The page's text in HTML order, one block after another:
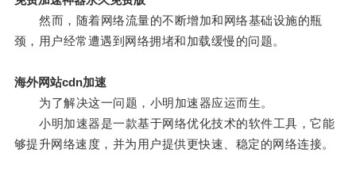
然而，随着网络流量的不断增加和网络基础设施的瓶
颈，用户经常遭遇到网络拥堵和加载缓慢的问题。
海外网站cdn加速
为了解决这一问题，小明加速器应运而生。
小明加速器是一款基于网络优化技术的软件工具，它能
够提升网络速度，并为用户提供更快速、稳定的网络连接。